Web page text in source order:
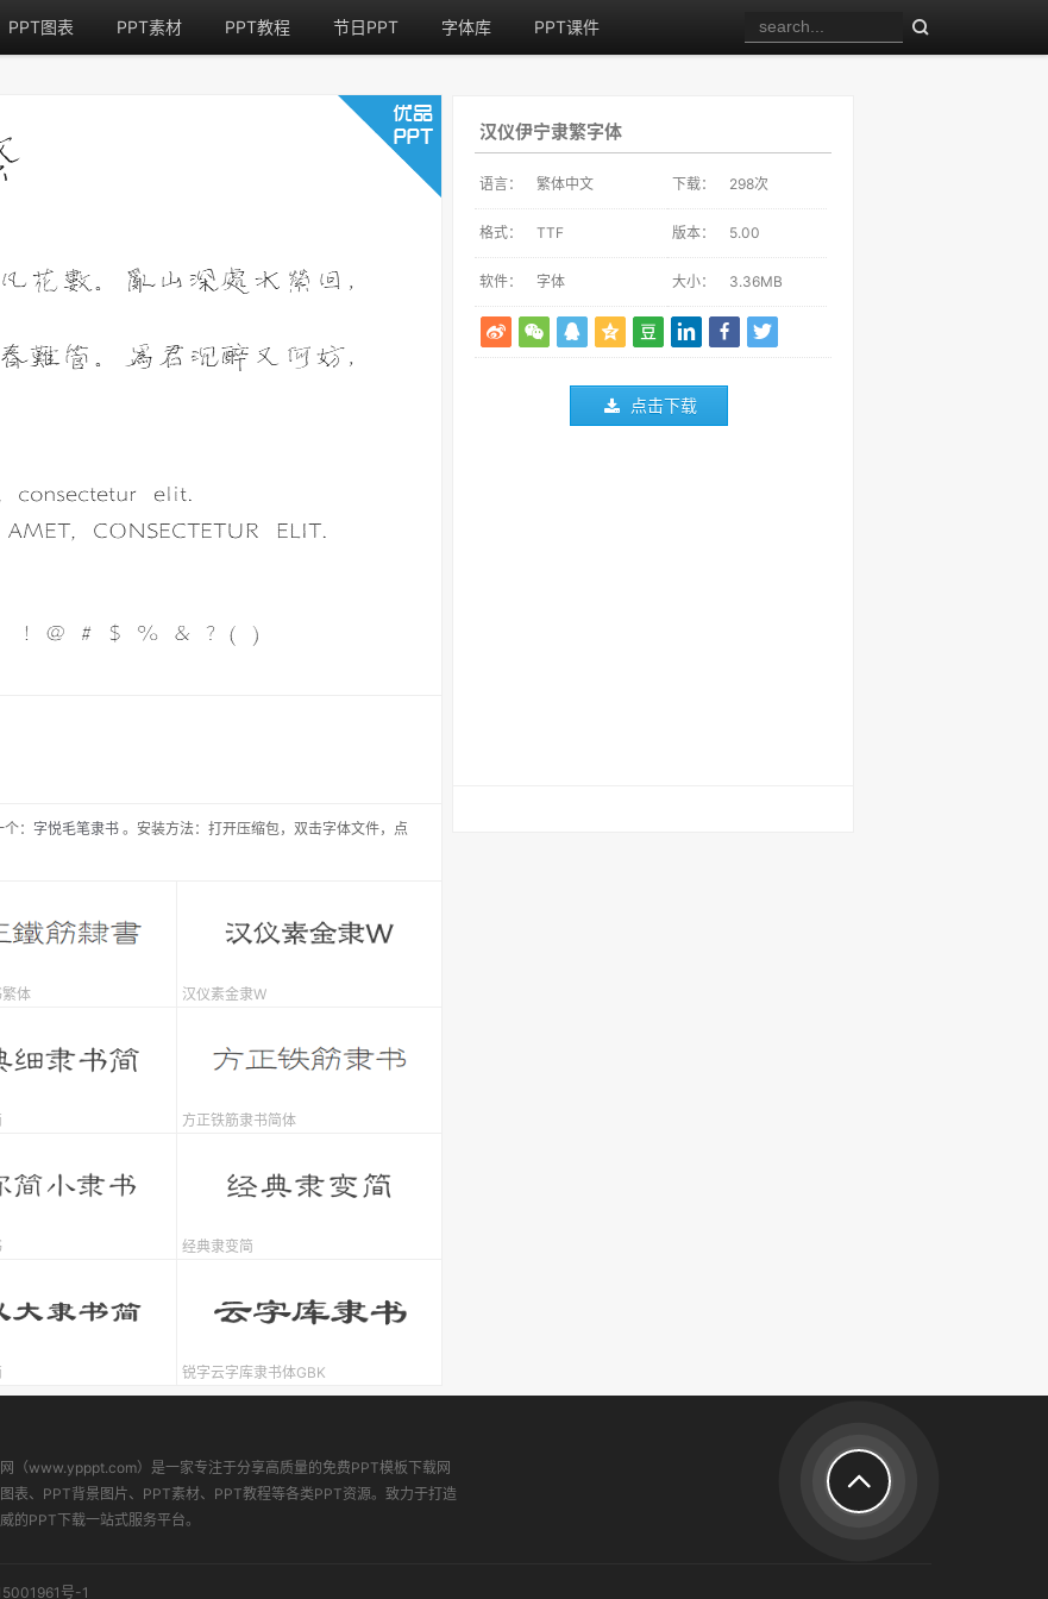
PPT图表 PPT素材 PPT教程 节日PPT 字体库 PPT课件
汉仪伊宁隶繁字体
语言： 繁体中文 下载： 298次
格式： TTF 版本： 5.00
软件： 字体 大小： 3.36MB
点击下载
： 字悦毛笔隶书 。安装方法：打开压缩包，双击字体文件，点
体 汉仪素金隶W
方正铁筋隶书简体
经典隶变简
锐字云字库隶书体GBK
（www.ypppt.com）是一家专注于分享高质量的免费PPT模板下载网
表、PPT背景图片、PPT素材、PPT教程等各类PPT资源。致力于打造
的PPT下载一站式服务平台。
号-1